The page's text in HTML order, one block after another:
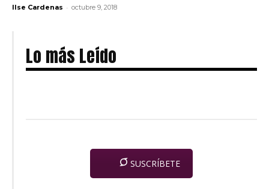
Ilse Cardenas - octubre 9, 2018
Lo más Leído
SUSCRÍBETE